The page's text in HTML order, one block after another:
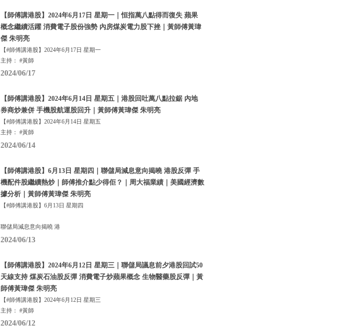
【師傅講港股】2024年6月17日 星期一｜恒指萬八點得而復失 蘋果
概念繼續活躍 消費電子股份強勢 內房煤炭電力股下挫｜黃師傅黃瑋
傑 朱明亮
【#師傅講港股】2024年6月17日 星期一
主持： #黃師
2024/06/17
【師傅講港股】2024年6月14日 星期五｜港股回吐萬八點拉鋸 內地
券商炒兼併 手機股航運股回升｜黃師傅黃瑋傑 朱明亮
【#師傅講港股】2024年6月14日 星期五
主持： #黃師
2024/06/14
【師傅講港股】6月13日 星期四｜聯儲局減息意向揭曉 港股反彈 手
機配件股繼續熱炒｜師傅推介點少得佢？｜周大福業績｜美國經濟數
據分析｜黃師傅黃瑋傑 朱明亮
【#師傅講港股】6月13日 星期四
聯儲局減息意向揭曉 港
2024/06/13
【師傅講港股】2024年6月12日 星期三｜聯儲局議息前夕港股回試50
天線支持 煤炭石油股反彈 消費電子炒蘋果概念 生物醫藥股反彈｜黃
師傅黃瑋傑 朱明亮
【#師傅講港股】2024年6月12日 星期三
主持： #黃師
2024/06/12